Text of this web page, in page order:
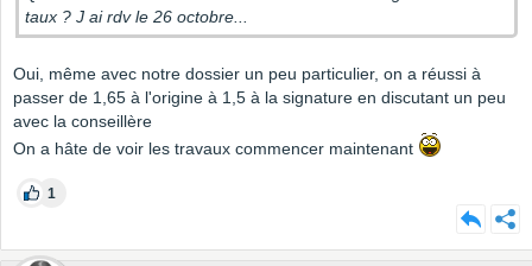
taux ? J ai rdv le 26 octobre...
Oui, même avec notre dossier un peu particulier, on a réussi à
passer de 1,65 à l'origine à 1,5 à la signature en discutant un peu
avec la conseillère
On a hâte de voir les travaux commencer maintenant
1